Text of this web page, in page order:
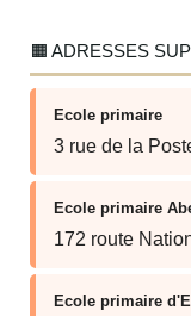
🟧 ADRESSES
Ecole primaire
3 rue de la
Ecole primaire
172 route
Ecole primaire